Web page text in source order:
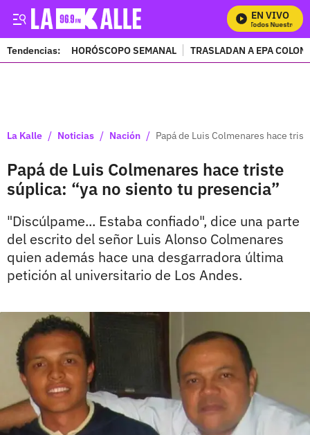
EN VIVO
Mira Todos Nuestros
Tendencias: HORÓSCOPO SEMANAL TRASLADAN A EPA
La Kalle / Noticias / Nación / Papá de Luis Colmenares hace
Papá de Luis Colmenares hace triste
súplica: “ya no siento tu presencia”
"Discúlpame... Estaba confiado", dice una parte
del escrito del señor Luis Alonso Colmenares
quien además hace una desgarradora última
petición al universitario de Los Andes.